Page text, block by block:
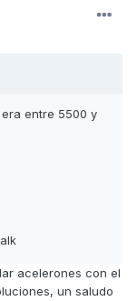
entre 5500 y
acelerones con el
un saludo